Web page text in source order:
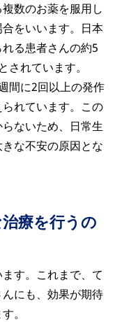
数のお薬を服用し
をいいます。日本
る患者さんの約5
れています。
間に2回以上の発作
れています。この
ないため、日常生
な不安の原因とな
療を行うの
す。これまで、て
にも、効果が期待
。